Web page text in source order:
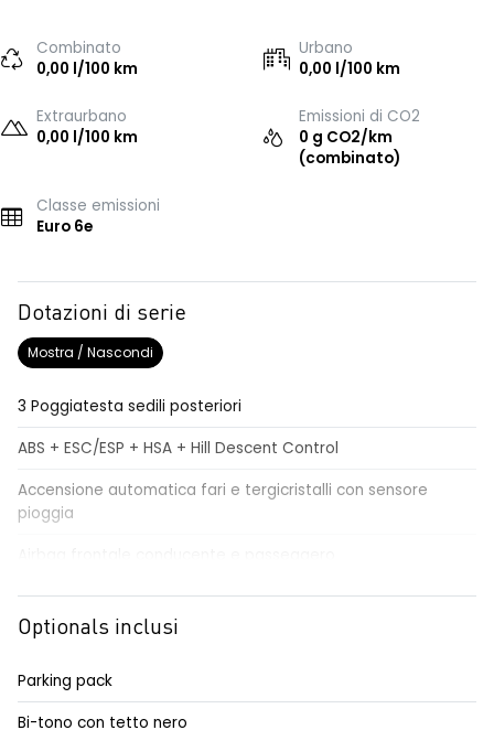
Combinato
0,00 l/100 km
Urbano
0,00 l/100 km
Extraurbano
0,00 l/100 km
Emissioni di CO2
0 g CO2/km
(combinato)
Classe emissioni
Euro 6e
Dotazioni di serie
Mostra / Nascondi
3 Poggiatesta sedili posteriori
ABS + ESC/ESP + HSA + Hill Descent Control
Accensione automatica fari e tergicristalli con sensore
pioggia
Airbag laterali a tendina
Alzacristalli elettrici impulsionali anteriori e posteriori
Alzacristallo elettrico impulsionale anteriore lato conducente
Assistenza al mantenimento della corsia LKA
Optionals inclusi
Parking pack
Bi-tono con tetto nero